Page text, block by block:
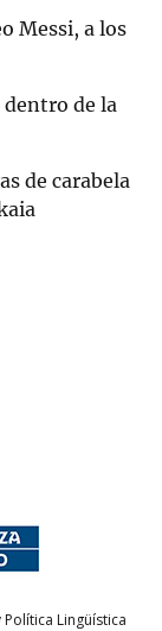
Messi, a los
dentro de la
de carabela
Lingüística